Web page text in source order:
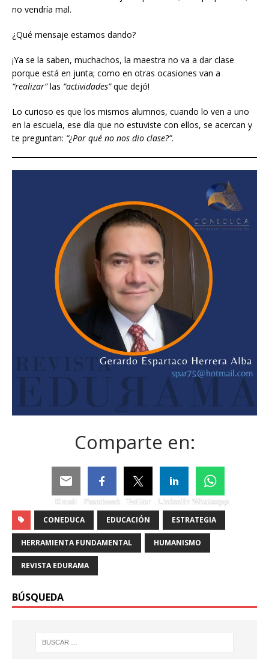
no vendría mal.
¿Qué mensaje estamos dando?
¡Ya se la saben, muchachos, la maestra no va a dar clase
porque está en junta; como en otras ocasiones van a
“realizar”las “actividades”que dejó!
Lo curioso es que los mismos alumnos, cuando lo ven a uno
en la escuela, ese día que no estuviste con ellos, se acercan y
te preguntan: “¿Por qué no nos dio clase?”.
Comparte en:
Email Facebook Twitter Linkedin Whatsapp
CONEDUCA EDUCACIÓN ESTRATEGIA
HERRAMIENTA FUNDAMENTAL HUMANISMO
REVISTA EDURAMA
BÚSQUEDA